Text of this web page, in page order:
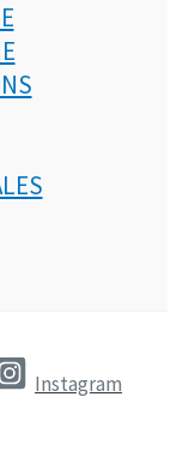
Instagram